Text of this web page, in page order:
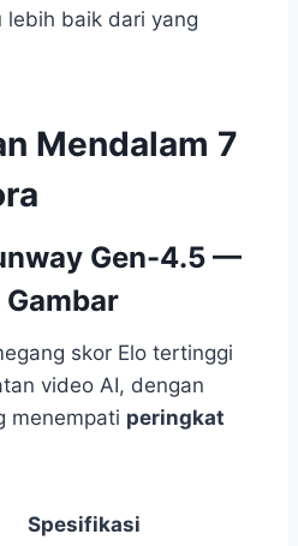
baik dari yang
Mendalam 7
Gen-4.5 —
skor Elo tertinggi
video AI, dengan
menempati peringkat
Spesifikasi